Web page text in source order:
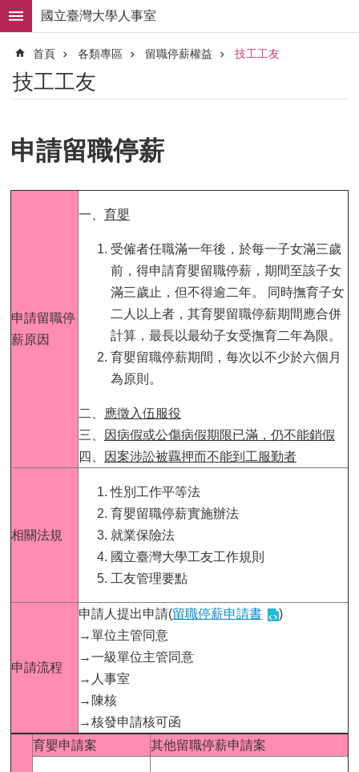
跳到主要內容區塊
進
階
搜
尋
徵
才
法
規
專
詢
相
國立臺灣大學人事室
首頁 各類專區 留職停薪權益 技工工友
技工工友
申請留職停薪
申請留職停
薪原因
一、 育嬰
受僱者任職滿一年後，於每一子女滿三歲
前，得申請育嬰留職停薪，期間至該子女
滿三歲止，但不得逾二年。 同時撫育子女
二人以上者，其育嬰留職停薪期間應合併
計算，最長以最幼子女受撫育二年為限。
育嬰留職停薪期間，每次以不少於六個月
為原則。
二、
應徵入伍服役
三、
因病假或公傷病假期限已滿，仍不能銷假
四、
因案涉訟被覊押而不能到工服勤者
相關法規
性別工作平等法
育嬰留職停薪實施辦法
就業保險法
國立臺灣大學工友工作規則
工友管理要點
申請流程
申請人提出申請(留職停薪申請書
)
→單位主管同意
→一級單位主管同意
→人事室
→陳核
→核發申請核可函
育嬰申請案 其他留職停薪申請案